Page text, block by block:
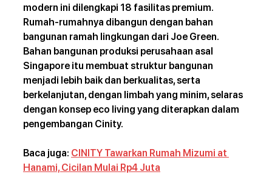
modern ini dilengkapi 18 fasilitas premium.
Rumah-rumahnya dibangun dengan bahan
bangunan ramah lingkungan dari Joe Green.
Bahan bangunan produksi perusahaan asal
Singapore itu membuat struktur bangunan
menjadi lebih baik dan berkualitas, serta
berkelanjutan, dengan limbah yang minim, selaras
dengan konsep eco living yang diterapkan dalam
pengembangan Cinity.
Baca juga: CINITY Tawarkan Rumah Mizumi at
Hanami, Cicilan Mulai Rp4 Juta